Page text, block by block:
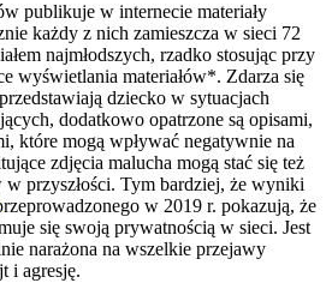
publikuje w internecie materiały
każdy z nich zamieszcza w sieci 72
najmłodszych, rzadko stosując przy
wyświetlania materiałów*. Zdarza się
dziecko w sytuacjach
dodatkowo opatrzone są opisami,
które mogą wpływać negatywnie na
zdjęcia malucha mogą stać się też
przyszłości. Tym bardziej, że wyniki
w 2019 r. pokazują, że
się swoją prywatnością w sieci. Jest
narażona na wszelkie przejawy
i agresję.